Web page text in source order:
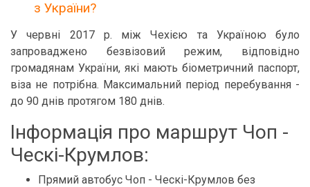
з України?
У червні 2017 р. між Чехією та Україною було
запроваджено безвізовий режим, відповідно
громадянам України, які мають біометричний паспорт,
віза не потрібна. Максимальний період перебування -
до 90 днів протягом 180 днів.
Інформація про маршрут Чоп -
Ческі-Крумлов:
Прямий автобус Чоп - Ческі-Крумлов без